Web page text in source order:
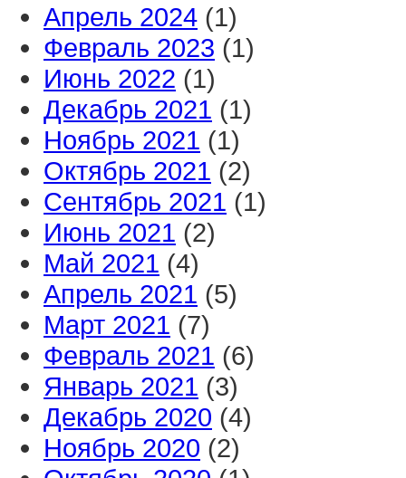
Апрель 2024 (1)
Февраль 2023 (1)
Июнь 2022 (1)
Декабрь 2021 (1)
Ноябрь 2021 (1)
Октябрь 2021 (2)
Сентябрь 2021 (1)
Июнь 2021 (2)
Май 2021 (4)
Апрель 2021 (5)
Март 2021 (7)
Февраль 2021 (6)
Январь 2021 (3)
Декабрь 2020 (4)
Ноябрь 2020 (2)